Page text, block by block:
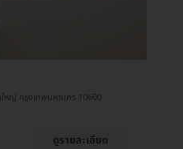
หญ่ กรุงเทพมหานคร 10600
ดูรายละเอียด